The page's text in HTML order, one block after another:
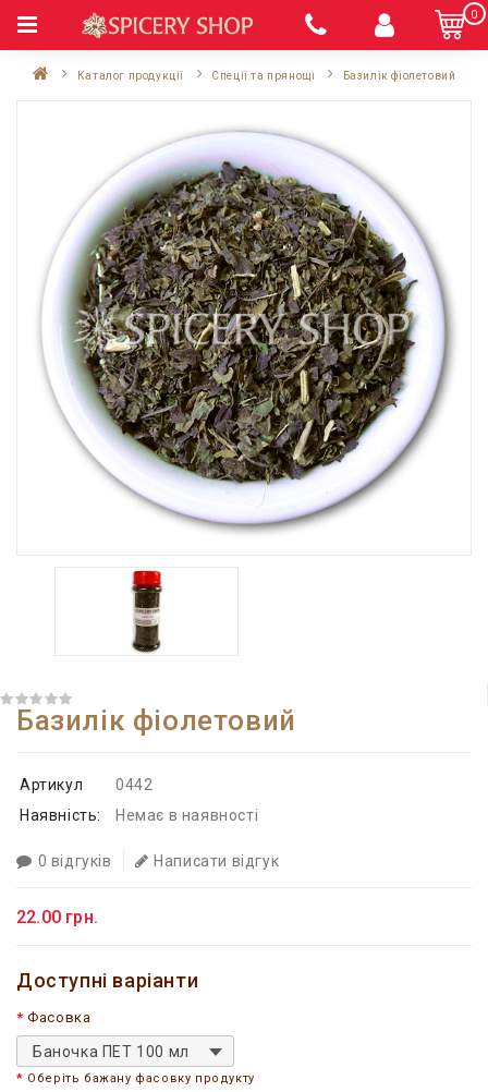
0
Каталог продукції Спеції та прянощі Базилік фіолетовий
Базилік фіолетовий
Артикул
0442
Наявність:
Немає в наявності
0 відгуків Написати відгук
22.00 грн.
Доступні варіанти
Фасовка
Баночка ПЕТ 100 мл
Оберіть бажану фасовку продукту